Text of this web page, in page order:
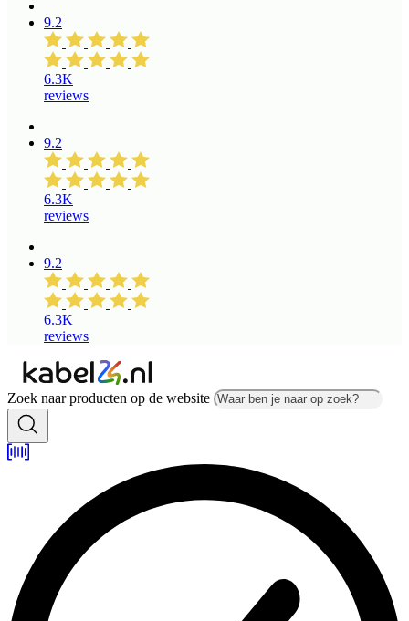
9.2
6.3K
reviews
9.2
6.3K
reviews
9.2
6.3K
reviews
Zoek naar producten op de website